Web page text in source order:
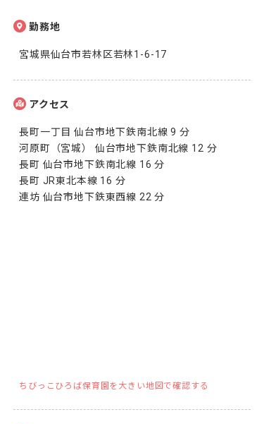
勤務地
宮城県仙台市若林区若林1-6-17
アクセス
長町一丁目 仙台市地下鉄南北線 9 分
河原町（宮城） 仙台市地下鉄南北線 12 分
長町 仙台市地下鉄南北線 16 分
長町 JR東北本線 16 分
連坊 仙台市地下鉄東西線 22 分
ちびっこひろば保育園を大きい地図で確認する